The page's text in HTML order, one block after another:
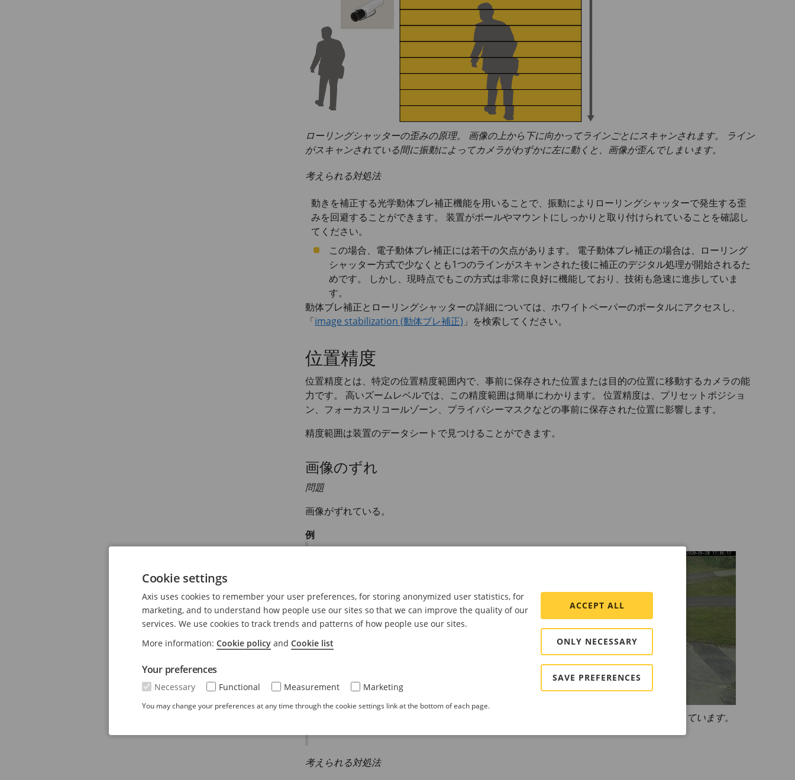
ローリングシャッターの歪みの原理。 画像の上から下に向かってラインごとにスキャンされます。 ライン
がスキャンされている間に振動によってカメラがわずかに左に動くと、画像が歪んでしまいます。
考えられる対処法
動きを補正する光学動体ブレ補正機能を用いることで、振動によりローリングシャッターで発生する歪
みを回避することができます。 装置がポールやマウントにしっかりと取り付けられていることを確認し
てください。
この場合、電子動体ブレ補正には若干の欠点があります。 電子動体ブレ補正の場合は、ローリング
シャッター方式で少なくとも1つのラインがスキャンされた後に補正のデジタル処理が開始されるた
めです。 しかし、現時点でもこの方式は非常に良好に機能しており、技術も急速に進歩していま
す。
動体ブレ補正とローリングシャッターの詳細については、ホワイトペーパーのポータルにアクセスし、
「image stabilization (動体ブレ補正) 」を検索してください。
位置精度
位置精度とは、特定の位置精度範囲内で、事前に保存された位置または目的の位置に移動するカメラの能
力です。 高いズームレベルでは、この精度範囲は簡単にわかります。 位置精度は、プリセットポジショ
ン、フォーカスリコールゾーン、プライバシーマスクなどの事前に保存された位置に影響します。
精度範囲は装置のデータシートで見つけることができます。
画像のずれ
問題
画像がずれている。
例
この例は、元のシーンと、しばらくしてからそのシーンがどのようにずれたかを示しています。
考えられる対処法
Cookie settings
Axis uses cookies to remember your user preferences, for storing anonymized user statistics, for
marketing, and to understand how people use our sites so that we can improve the quality of our
services. We use cookies to track trends and patterns of how people use our sites.
More information: Cookie policy and Cookie list
Your preferences
Necessary Functional Measurement Marketing
You may change your preferences at any time through the cookie settings link at the bottom of each page.
ACCEPT ALL
ONLY NECESSARY
SAVE PREFERENCES